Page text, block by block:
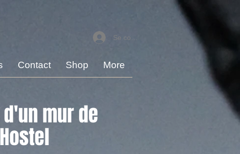
Contact Shop More
Se connecter
mur de